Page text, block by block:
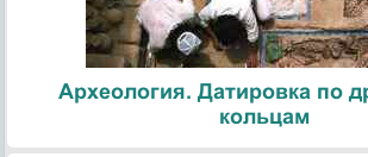
Археология. Датировка по
кольцам